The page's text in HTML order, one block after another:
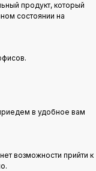
продукт, который
состоянии на
в удобное вам
возможности прийти к